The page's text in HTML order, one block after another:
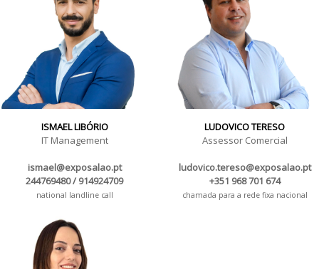
ISMAEL LIBÓRIO
IT Management
ismael@exposalao.pt
244769480 / 914924709
national landline call
LUDOVICO TERESO
Assessor Comercial
ludovico.tereso@exposalao.pt
+351 968 701 674
chamada para a rede fixa nacional